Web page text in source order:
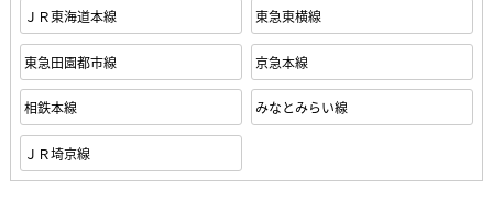
ＪＲ東海道本線 東急東横線
東急田園都市線 京急本線
相鉄本線 みなとみらい線
ＪＲ埼京線